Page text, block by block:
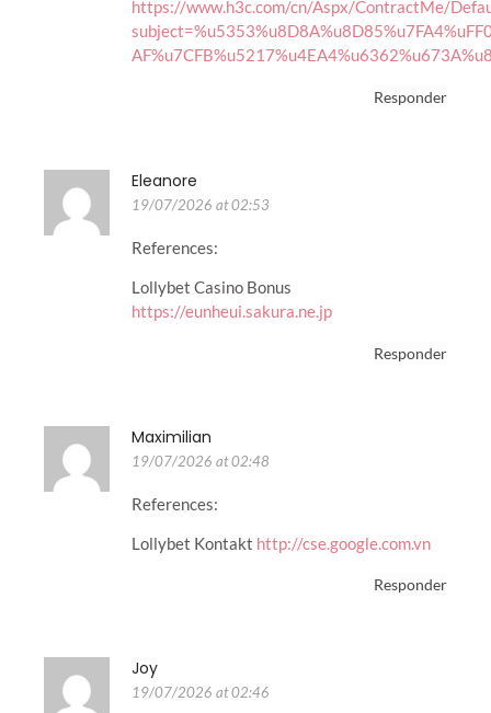
https://www.h3c.com/cn/Aspx/ContractMe/
Responder
Eleanore
19/07/2026 at 02:53
References:
Lollybet Casino Bonus
https://eunheui.sakura.ne.jp
Responder
Maximilian
19/07/2026 at 02:48
References:
Lollybet Kontakt http://cse.google.com.vn
Responder
Joy
19/07/2026 at 02:46